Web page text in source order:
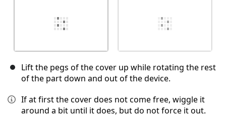
Lift the pegs of the cover up while rotating the rest
of the part down and out of the device.
If at first the cover does not come free, wiggle it
around a bit until it does, but do not force it out.